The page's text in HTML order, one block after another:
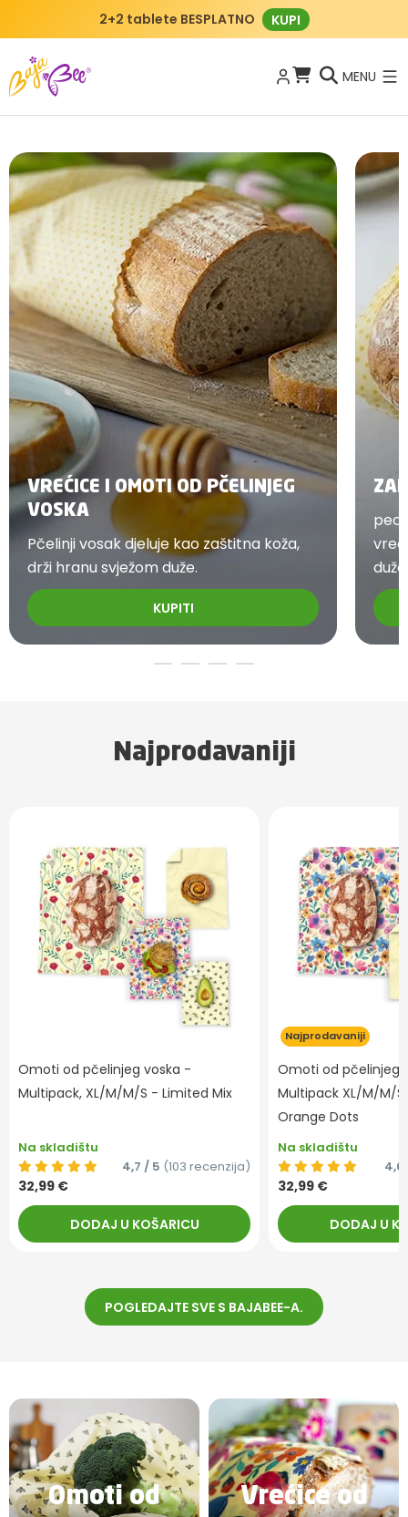
BajaBee klub KAKO FUNKCIONIRA?
MENU
VREĆICE I OMOTI OD PČELINJEG
VOSKA
Pčelinji vosak djeluje kao zaštitna koža,
drži hranu svježom duže.
KUPITI
Najprodavaniji
Omoti od pčelinjeg voska -
Multipack, XL/M/M/S - Limited Mix
Na skladištu
4,7 / 5 (103 recenzija)
32,99 €
DODAJ U KOŠARICU
Najprodavaniji
Omoti od pčelinjeg
Multipack XL/M/M/
Orange Dots
Na skladištu
4,6
32,99 €
DODAJ U
POGLEDAJTE SVE S BAJABEE-A.
Omoti od
Vrećice od